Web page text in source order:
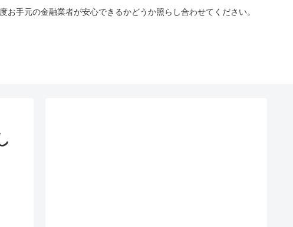
手元の金融業者が安心できるかどうか照らし合わせてください。